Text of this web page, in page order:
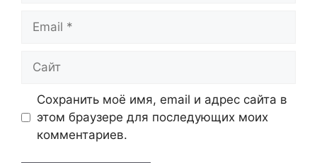
Email
Сайт
Сохранить моё имя, email и адрес сайта в
этом браузере для последующих моих
комментариев.